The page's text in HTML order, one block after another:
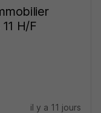
H/F
il y a 11 jours